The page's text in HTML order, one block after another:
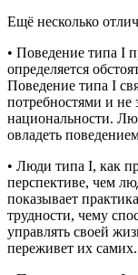
Ещё несколько
• Поведение типа I
определяется
Поведение типа I
потребностями и не
национальности.
овладеть
• Люди типа I, как
перспективе, чем
показывает
трудности, чему
управлять своей
переживет их самих.